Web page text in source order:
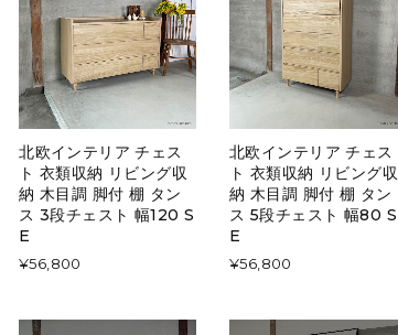
北欧インテリア チェス
ト 衣類収納 リビング収
納 木目調 脚付 棚 タン
ス 3段チェスト 幅120 S
E
¥56,800
北欧インテリア チェス
ト 衣類収納 リビング収
納 木目調 脚付 棚 タン
ス 5段チェスト 幅80 S
E
¥56,800